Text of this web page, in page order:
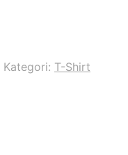
Kategori: T-Shirt